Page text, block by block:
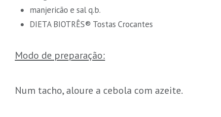
manjericão e sal q.b.
DIETA BIOTRÊS® Tostas Crocantes
Modo de preparação:
Num tacho, aloure a cebola com azeite.